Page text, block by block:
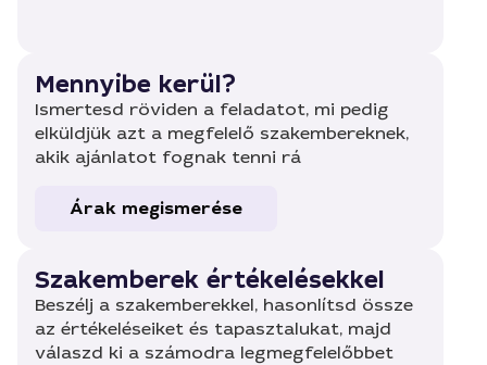
Mennyibe kerül?
Ismertesd röviden a feladatot, mi pedig
elküldjük azt a megfelelő szakembereknek,
akik ajánlatot fognak tenni rá
Árak megismerése
Szakemberek értékelésekkel
Beszélj a szakemberekkel, hasonlítsd össze
az értékeléseiket és tapasztalukat, majd
válaszd ki a számodra legmegfelelőbbet